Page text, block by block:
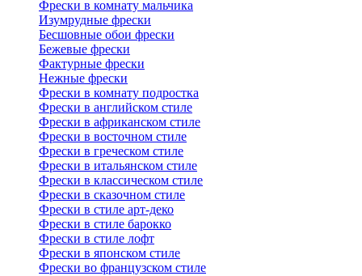
Фрески в комнату мальчика
Изумрудные фрески
Бесшовные обои фрески
Бежевые фрески
Фактурные фрески
Нежные фрески
Фрески в комнату подростка
Фрески в английском стиле
Фрески в африканском стиле
Фрески в восточном стиле
Фрески в греческом стиле
Фрески в итальянском стиле
Фрески в классическом стиле
Фрески в сказочном стиле
Фрески в стиле арт-деко
Фрески в стиле барокко
Фрески в стиле лофт
Фрески в японском стиле
Фрески во французском стиле